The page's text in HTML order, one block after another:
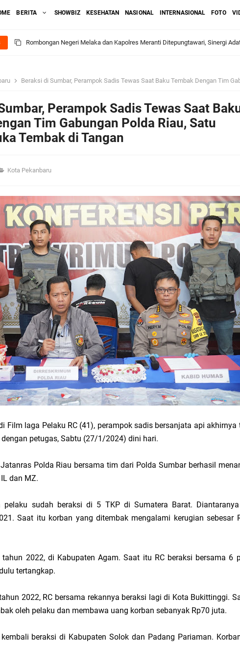
BERITA SHOWBIZ KESEHATAN NASIONAL INTERNASIONAL FOTO
Rombongan Negeri Melaka dan Kapolres Meranti Ditepungtawari, Sinergi
DPRD Kepulauan Meranti Sahkan Ranperda Pertanggungjawaban APBD
Rekomendasi Banggar
SPPG Mantiasa Jalani Inspeksi Higiene dan Sanitasi Pangan
PTPN IV Regional VI Kebun Julok Rayeuk Utara Serahkan Bantuan Mesin
Bupati Asmar Tegaskan MoU Pemkab dan PLN Harus Berdampak Nyata bagi
Wacana Pemekaran Kembali Menguat, Mahmuzin Taher: Provinsi Riau
Baru
Bupati Asmar dan PLN UP3 Dumai Perkuat Sinergi, Pastikan Layanan Listrik
Pemerintah Kabupaten Kepulauan Meranti Kembali Merombak 3 Pejabat
Pemkab Meranti dan Unilak Perkuat Sinergi Tingkatkan Kualitas SDM Daerah
133 Personel Berprestasi Diguyur Penghargaan, Kapolda Riau: Bangun
Pengurus PWI Kepulauan Meranti Periode 2026–2029 Resmi Dilantik
Wabup Muzamil Bahas Penegasan Batas Wilayah Kepulauan Meranti,
Bupati Asmar Dorong Kemudahan Layanan Pensiun ASN melalui Sinergi
Hari Mangrove Sedunia, Yayasan Generasi Hijau Beri Penghargaan kepada
Camat Pulau Merbau Hermansyah, S.H. Sampaikan Tahniah Hari Jadi ke-14
DPP PKB Lantik H. Asmar sebagai Ketua DPC PKB Kepulauan Meranti
Beraksi di Sumbar, Perampok Sadis Tewas Saat Baku Tembak Dengan Tim Gabungan Polda Riau, Satu Petugas Luka Tembak di
Perampok Sadis Tewas Saat
Tim Gabungan Polda Riau, Satu
Tembak di Tangan
Kota Pekanbaru
Film laga Pelaku RC (41), perampok sadis bersanjata api akhirnya
petugas, Sabtu (27/1/2024) dini hari.
Polda Riau bersama tim dari Polda Sumbar berhasil
dan MZ.
pelaku sudah beraksi di 5 TKP di Sumatera Barat.
Saat itu korban yang ditembak mengalami kerugian sebesar
2022, di Kabupaten Agam. Saat itu RC beraksi bersama 6
tertangkap.
2022, RC bersama rekannya beraksi lagi di Kota Bukittinggi.
oleh pelaku dan membawa uang korban sebanyak Rp70 juta.
beraksi di Kabupaten Solok dan Padang Pariaman.